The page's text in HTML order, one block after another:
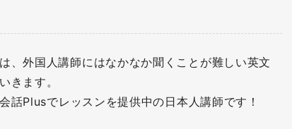
、外国人講師にはなかなか聞くことが難しい英文
きます。
話Plusでレッスンを提供中の日本人講師です！